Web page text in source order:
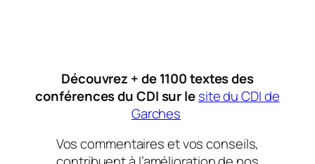
Découvrez + de 1100 textes des
conférences du CDI sur lesite du CDI de
Garches
Vos commentaires et vos conseils,